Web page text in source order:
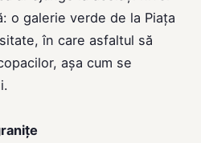
o galerie verde de la Piaţa
în care asfaltul să
aşa cum se